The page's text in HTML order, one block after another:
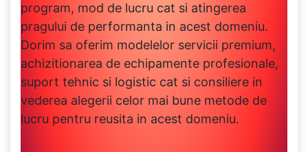
program, mod de lucru cat si atingerea
pragului de performanta in acest domeniu.
Dorim sa oferim modelelor servicii premium,
achizitionarea de echipamente profesionale,
suport tehnic si logistic cat si consiliere in
vederea alegerii celor mai bune metode de
lucru pentru reusita in acest domeniu.